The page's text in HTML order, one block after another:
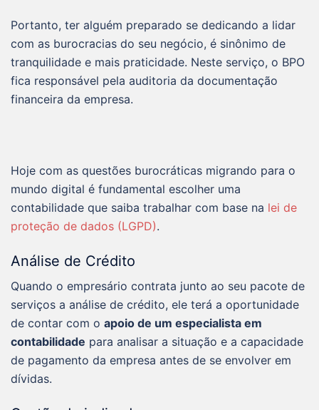
Portanto, ter alguém preparado se dedicando a lidar
com as burocracias do seu negócio, é sinônimo de
tranquilidade e mais praticidade. Neste serviço, o BPO
fica responsável pela auditoria da documentação
financeira da empresa.
Hoje com as questões burocráticas migrando para o
mundo digital é fundamental escolher uma
contabilidade que saiba trabalhar com base na lei de
proteção de dados (LGPD).
Análise de Crédito
Quando o empresário contrata junto ao seu pacote de
serviços a análise de crédito, ele terá a oportunidade
de contar com o apoio de um especialista em
contabilidade para analisar a situação e a capacidade
de pagamento da empresa antes de se envolver em
dívidas.